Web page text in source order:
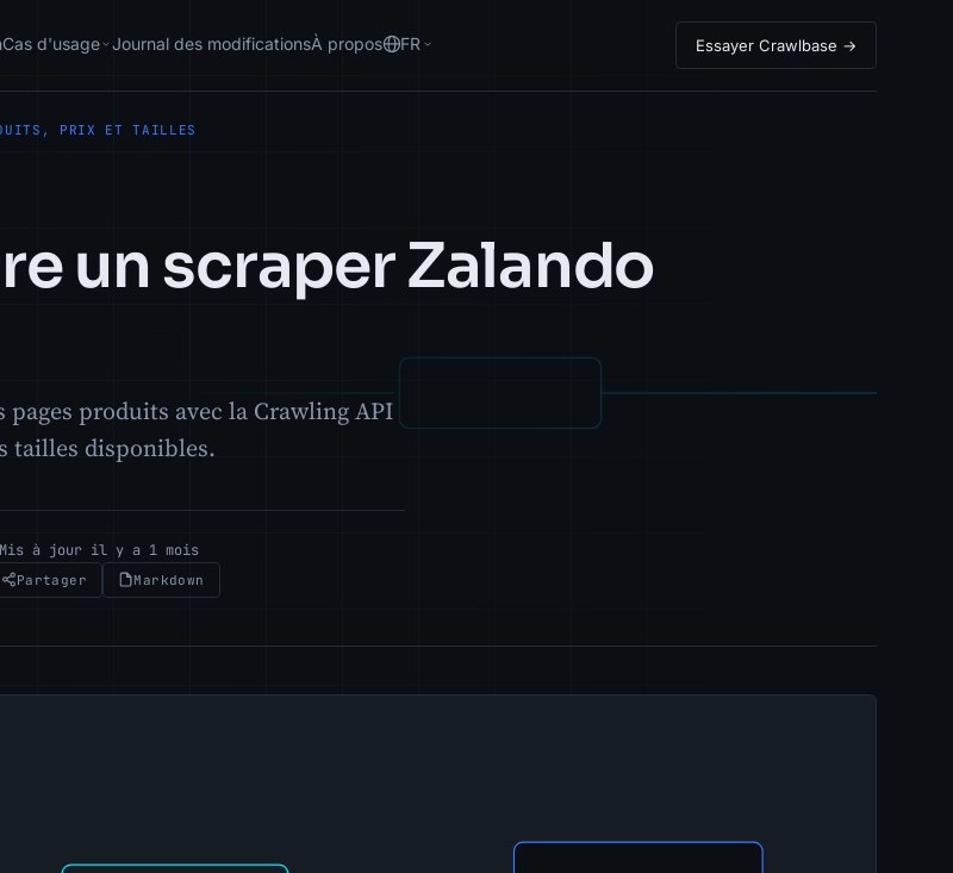
Cas d'usage Journal des modificationsÀ propos FR Essayer Crawlbase →
PRIX ET TAILLES
un scraper Zalando
produits avec la Crawling API
tailles disponibles.
Mis à jour il y a 1 mois
Partager Markdown